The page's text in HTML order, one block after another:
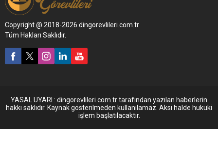
Copyright @ 2018-2026 dingorevlileri.com.tr
Tüm Hakları Saklıdır.
YASAL UYARI : dingorevlileri.com.tr tarafından yazılan haberlerin
hakkı saklıdır. Kaynak gösterilmeden kullanılamaz. Aksi halde hukuki
işlem başlatılacaktır.